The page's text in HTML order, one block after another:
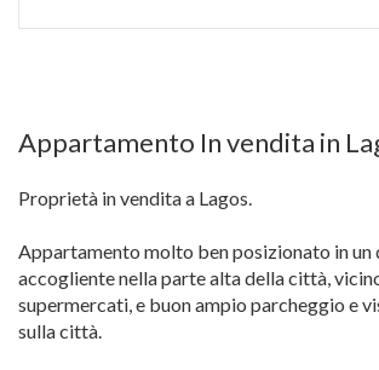
Appartamento In vendita in
Proprietà in vendita a Lagos.
Appartamento molto ben posizionato in un
accogliente nella parte alta della città,
supermercati, e buon ampio parcheggio e
sulla città.